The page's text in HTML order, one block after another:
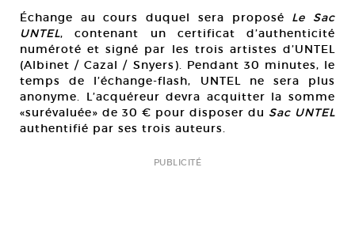
Échange au cours duquel sera proposé Le Sac
UNTEL, contenant un certificat d’authenticité
numéroté et signé par les trois artistes d’UNTEL
(Albinet / Cazal / Snyers). Pendant 30 minutes, le
temps de l’échange-flash, UNTEL ne sera plus
anonyme. L’acquéreur devra acquitter la somme
«surévaluée» de 30 € pour disposer du Sac UNTEL
authentifié par ses trois auteurs.
PUBLICITÉ